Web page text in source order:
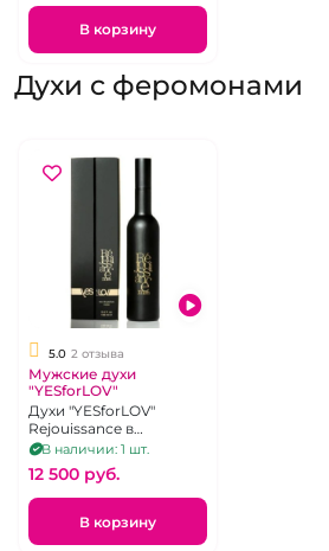
В корзину
Духи с феромонами
5.0 2 отзыва
Мужские духи
"YESforLOV"
Духи "YESforLOV"
Rejouissance в
стильной черной
коробочке. Объем: 100
мл.
В наличии: 1 шт.
12 500 pуб.
В корзину